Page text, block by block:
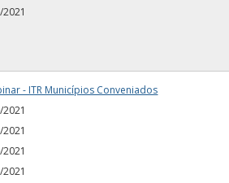
- ITR Municípios Conveniados